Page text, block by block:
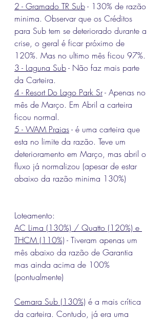
2 - Gramado TR Sub - 130% de razão
minima. Observar que os Créditos
para Sub tem se deteriorado durante a
crise, o geral é ficar próximo de
120%. Mas no ultimo mês ficou 97%.
3 - Laguna Sub - Não faz mais parte
da Carteira.
4 - Resort Do Lago Park Sr - Apenas no
mês de Março. Em Abril a carteira
ficou normal.
5 - WAM Praias - é uma carteira que
esta no limite da razão. Teve um
deterioramento em Março, mas abril o
fluxo já normalizou (apesar de estar
abaixo da razão minima 130%)
Loteamento:
AC Lima (130%) / Quatto (120%) e
THCM (110%) - Tiveram apenas um
mês abaixo da razão de Garantia
mas ainda acima de 100%
(pontualmente)
Cemara Sub (130%) é a mais crítica
da carteira. Contudo, já era uma